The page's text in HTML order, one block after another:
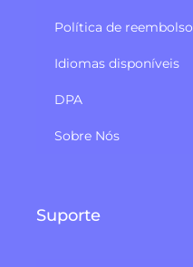
Política de reembolso​
Idiomas disponíveis
DPA
Sobre Nós
Suporte